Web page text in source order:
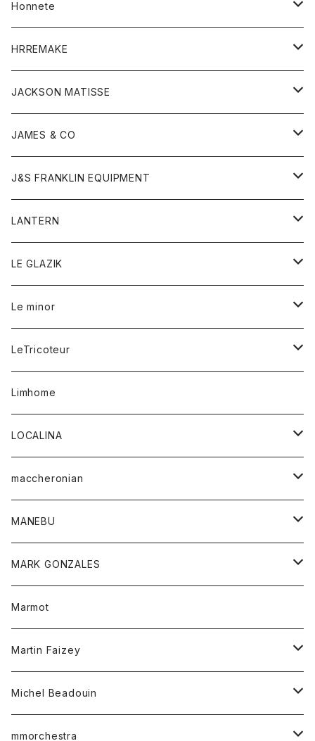
帽子
カーディガン
コート
フリース
アクセサリー
ウォレット
ストール
マフラー
リング
キッズ
Tシャツ
グッズ
アンダーウェア
靴
バンダナ
トップス
カーディガン
ジャケット
タンクトップ
Tシャツ
ベスト
ポロシャツ
ロングスリーブTシャツ
ボトム
オーバーオール
ショートパンツ
レディース
アウター
カーディガン
セーター
チュニック
アウター
カーディガン
コート
キッズ
Tシャツ
ロンパース
グッズ
靴
ストール
トップス
カットソー
シャツ
ボトム
オーバーオール
ショートパンツ
レディース
オーバーオール
シャツ
ワンピース
ワンピース
Honnete
ブラウス
ワンピース
HRREMAKE
バック
キッズ
トレーナー
トップス
Gジャケット
スウェット
帽子
JACKSON MATISSE
Tシャツ
帽子
JAMES & CO
ボトム
J&S FRANKLIN EQUIPMENT
アウター
LANTERN
アウター
Tシャツ
LE GLAZIK
レディース
コート
シャツ
ワンピース
Tシャツ
Le minor
ボトム
スカート
パンツ
レディース
アウター
カットソー
トップス
シャツ
LeTricoteur
カーディガン
Limhome
LOCALINA
ロングスリーブテーシャツ
maccheronian
靴
MANEBU
靴
MARK GONZALES
トップス
Tシャツ
Marmot
Martin Faizey
ベルト
Michel Beadouin
トップス
mmorchestra